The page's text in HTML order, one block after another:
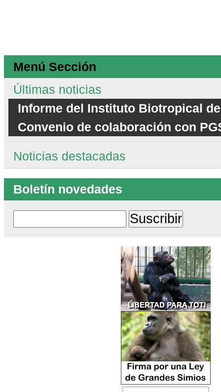
Menú Sección
Últimas noticias
Informe del Instituto Biotropical
Convenio de colaboración con
Noticias destacadas
Boletín novedades